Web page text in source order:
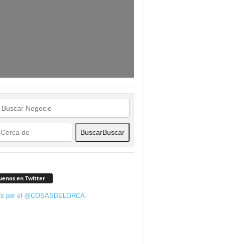
BuscarBuscar
en Twitter
por el @COSASDELORCA.